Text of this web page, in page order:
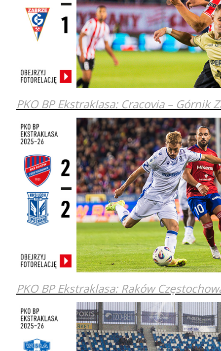
PKO BP Ekstraklasa: Cracovia – Górnik
PKO BP Ekstraklasa: Raków